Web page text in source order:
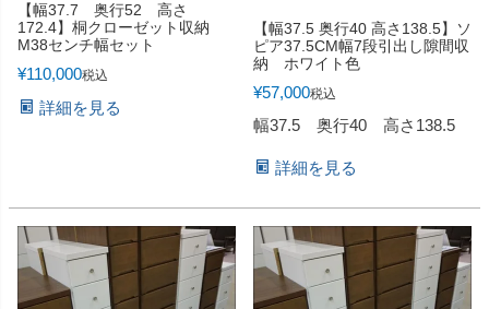
【幅37.7 奥行52 高さ
172.4】桐クローゼット収納
M38センチ幅セット
¥110,000税込
詳細を見る
【幅37.5 奥行40 高さ138.5】ソ
ピア37.5CM幅7段引出し隙間収
納 ホワイト色
¥57,000税込
幅37.5 奥行40 高さ138.5
詳細を見る